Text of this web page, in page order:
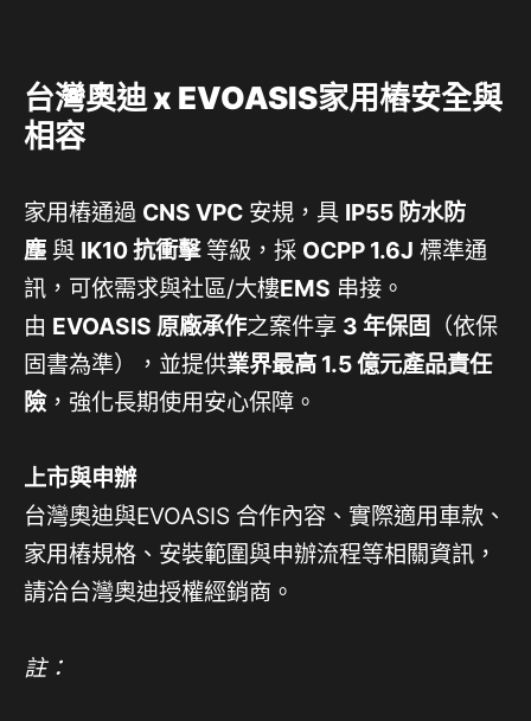
台灣奧迪 x EVOASIS家用樁安全與
相容
家用樁通過 CNS VPC 安規，具 IP55 防水防
塵 與 IK10抗衝擊等級，採 OCPP 1.6J 標準通
訊，可依需求與社區/大樓EMS 串接。
由 EVOASIS 原廠承作之案件享 3 年保固
（依保
固書為準），並提供業界最高 1.5 億元產品責任
險，強化長期使用安心保障。
上市與申辦
台灣奧迪與EVOASIS 合作內容、實際適用車款、
家用樁規格、安裝範圍與申辦流程等相關資訊，
請洽台灣奧迪授權經銷商。
註：